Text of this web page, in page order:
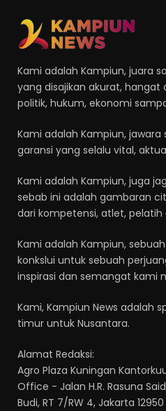
Kami adalah Kampiun, juara
yang disajikan akurat, hangat
politik, hukum, ekonomi
Kami adalah Kampiun,
garansi yang selalu vital,
Kami adalah Kampiun, juga
sebab ini adalah gambaran
dari kompetensi, atlet, pelatih
Kami adalah Kampiun,
konkslui untuk sebuah
inspirasi dan semangat kami
Kami, Kampiun News adalah
timur untuk Nusantara.
Alamat Redaksi:
Agro Plaza Kuningan
Office - Jalan H.R. Rasuna
Budi, RT 7/RW 4, Jakarta 12950